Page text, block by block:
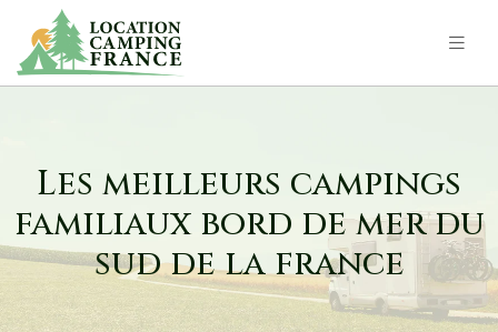
Les meilleurs campings
familiaux bord de mer du
sud de la france